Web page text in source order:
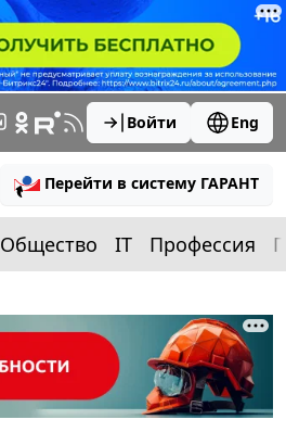
Войти Eng
Перейти в систему ГАРАНТ
Общество IT Профессия